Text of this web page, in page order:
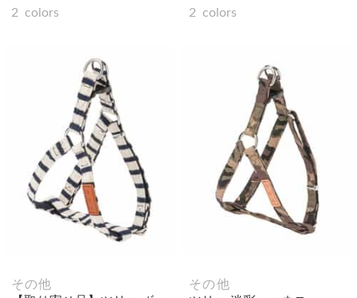
2 colors 2 colors
その他
その他